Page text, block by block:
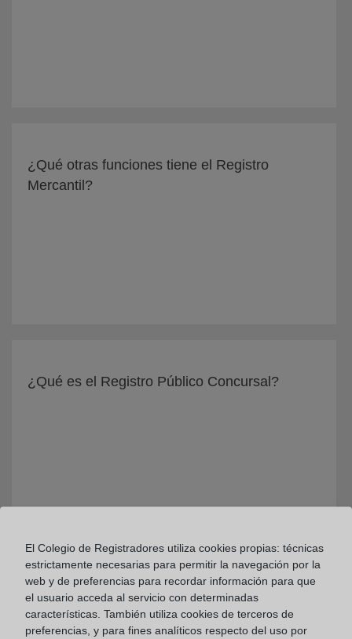
¿Qué otras funciones tiene el Registro
Mercantil?
¿Qué es el Registro Público Concursal?
El Colegio de Registradores utiliza cookies propias: técnicas
estrictamente necesarias para permitir la navegación por la
web y de preferencias para recordar información para que
el usuario acceda al servicio con determinadas
características. También utiliza cookies de terceros de
preferencias, y para fines analíticos respecto del uso por